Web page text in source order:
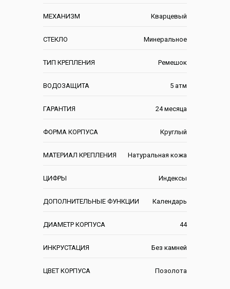
МЕХАНИЗМ Кварцевый
СТЕКЛО Минеральное
ТИП КРЕПЛЕНИЯ Ремешок
ВОДОЗАЩИТА 5 атм
ГАРАНТИЯ 24 месяца
ФОРМА КОРПУСА Круглый
МАТЕРИАЛ КРЕПЛЕНИЯ Натуральная кожа
ЦИФРЫ Индексы
ДОПОЛНИТЕЛЬНЫЕ ФУНКЦИИ Календарь
ДИАМЕТР КОРПУСА 44
ИНКРУСТАЦИЯ Без камней
ЦВЕТ КОРПУСА Позолота